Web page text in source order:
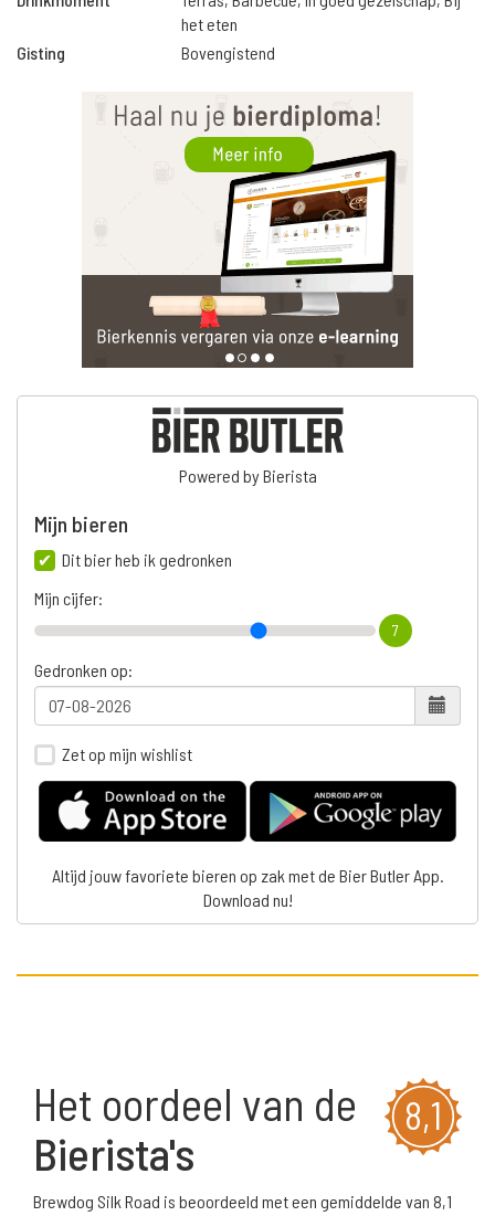
het eten
Gisting
Bovengistend
Powered by Bierista
Mijn bieren
Dit bier heb ik gedronken
Mijn cijfer:
7
Gedronken op:
Zet op mijn wishlist
Altijd jouw favoriete bieren op zak met de Bier Butler App.
Download nu!
8,1
Het oordeel van de
Bierista's
Brewdog Silk Road is beoordeeld met een gemiddelde van 8,1